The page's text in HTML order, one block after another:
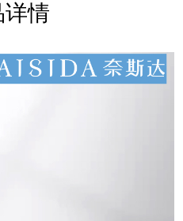
详情